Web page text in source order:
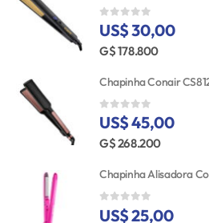
0 out of 5
US$ 30,00
G$ 178.800
0 out of 5
US$ 45,00
G$ 268.200
0 out of 5
US$ 25,00